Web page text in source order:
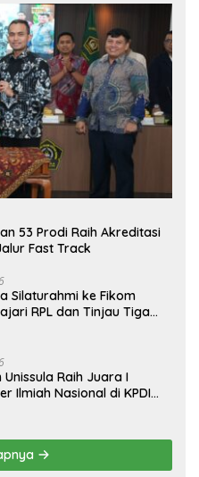
53 Prodi Raih Akreditasi
Fast Track
Silaturahmi ke Fikom
RPL dan Tinjau Tiga
Raih Juara I
Ilmiah Nasional di KPDI